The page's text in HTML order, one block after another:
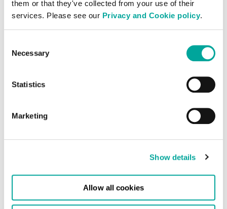
them or that they've collected from your use of their
services. Please see our Privacy and Cookie policy.
Selection
Necessary
Statistics
Marketing
Show details
Allow all cookies
Kaltgangeinhausung mit Zwei-
übernehmen grundlegende IT-Aufgaben
für Sie, und zwar so, wie es Ihren
Bedürfnissen am besten entspricht. Der
Service ist an unseren europäischen und